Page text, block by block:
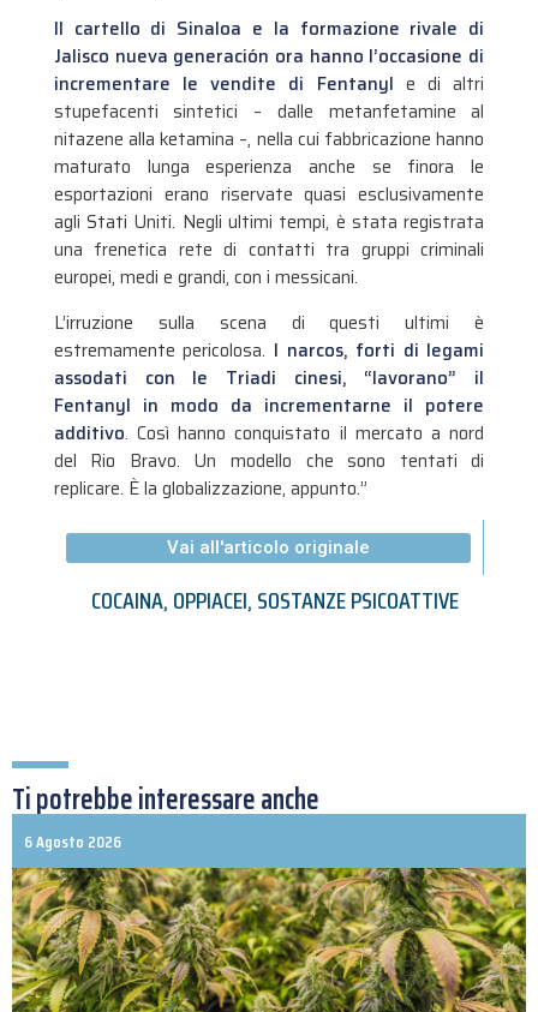
Il cartello di Sinaloa e la formazione rivale di
Jalisco nueva generación ora hanno l’occasione di
incrementare le vendite di Fentanyl e di altri
stupefacenti sintetici – dalle metanfetamine al
nitazene alla ketamina –, nella cui fabbricazione hanno
maturato lunga esperienza anche se finora le
esportazioni erano riservate quasi esclusivamente
agli Stati Uniti. Negli ultimi tempi, è stata registrata
una frenetica rete di contatti tra gruppi criminali
europei, medi e grandi, con i messicani.
L’irruzione sulla scena di questi ultimi è
estremamente pericolosa. I narcos, forti di legami
assodati con le Triadi cinesi, “lavorano” il
Fentanyl in modo da incrementarne il potere
additivo. Così hanno conquistato il mercato a nord
del Rio Bravo. Un modello che sono tentati di
replicare. È la globalizzazione, appunto.”
Vai all'articolo originale
COCAINA,OPPIACEI,SOSTANZE PSICOATTIVE
Ti potrebbe interessare anche
6 Agosto 2026